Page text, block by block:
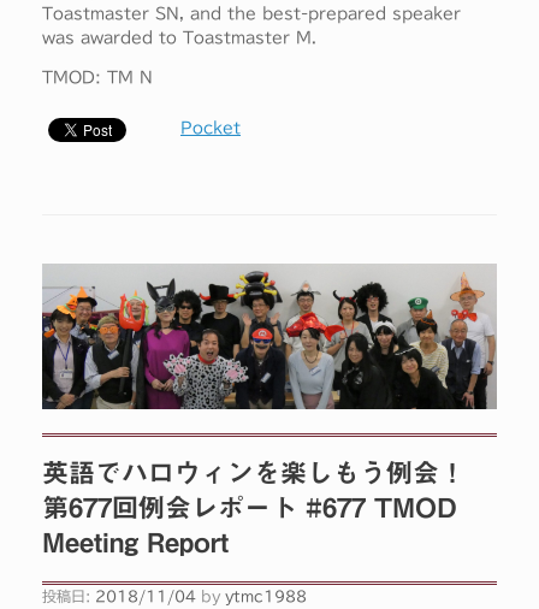
Toastmaster SN, and the best-prepared speaker
was awarded to Toastmaster M.
TMOD: TM N
Pocket
英語でハロウィンを楽しもう例会！
第677回例会レポート #677 TMOD
Meeting Report
投稿日: 2018/11/04 by ytmc1988